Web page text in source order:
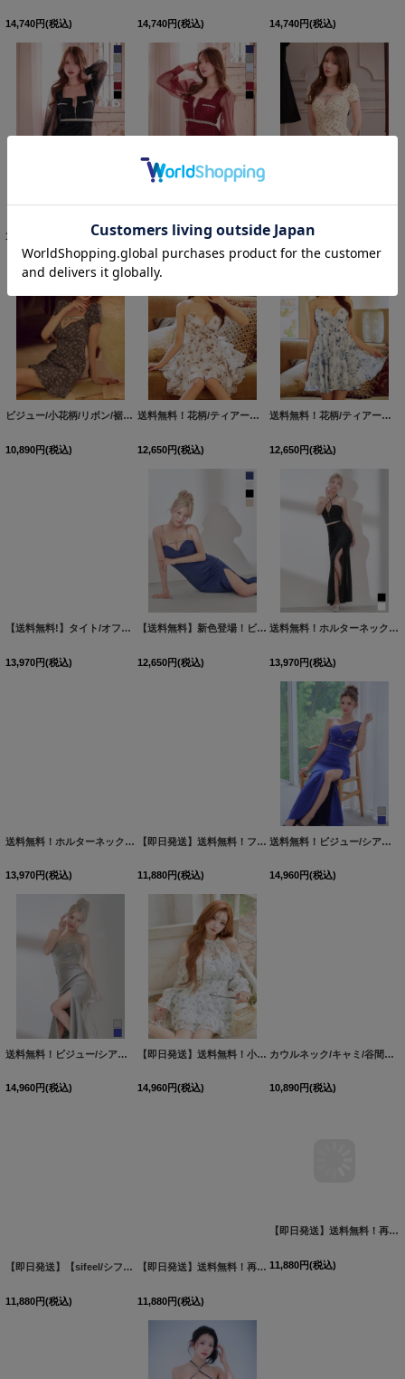
14,740円(税込) 14,740円(税込) 14,740円(税込)
【即日発送】新色登場!【送料無料】スクエアネック/フロントジップ/チュール袖/シアー/刺繍/レース/タイト/スリット/ミニドレス/キャバドレス【XS-XLサイズ/6カラー】[OF03-X]【YN】dzj
14,190
【即日発送】新色登場!【送料無料】スクエアネック/フロントジップ/チュール袖/シアー/刺繍/レース/タイト/スリット/ミニドレス/キャバドレス【XS-XLサイズ/6カラー】[OF03-X]【YN】dzj
14,190円(税込)
ビジュー/小花柄/リボン/裾フリル/パフスリーブ/マーメイド/谷間見せ/ミニドレス/キャバドレス【XS-Lサイズ/2カラー】[OF03]【YN】dzwoBF
10,890円(税込)
ビジュー/小花柄/リボン/裾フリル/パフスリーブ/マーメイド/谷間見せ/ミニドレス/キャバドレス【XS-Lサイズ/2カラー】[OF03]【YN】dzwoBF
10,890円(税込)
送料無料！花柄/ティアード/フリル/キャミソール/シフォン/ミニドレス/キャバドレス【XS-Mサイズ/2カラー】[OF01]【SB】dzjvBF【予約商品/8月下旬発送予定】
12,650円(税込)
送料無料！花柄/ティアード/フリル/キャミソール/シフォン/ミニドレス/キャバドレス【XS-Mサイズ/2カラー】[OF01]【SB】dzjvBF【予約商品/8月下旬発送予定】
12,650円(税込)
【送料無料!】タイト/オフショル/花柄/刺繍/レース/キャミ/パール/チュール袖/谷間見せ/スリット/ミニドレス/キャバドレス【XS-XLサイズ/2カラー】[OF03] 【YN】
13,970円(税込)
【送料無料】新色登場！ビジュー/キャミソール/ラメ生地/サイドスリット/ロングドレス/キャバドレス【XS-Lサイズ/4カラー】[OF03] 【YN】dzj【一部予約商品/9月上旬発送予定】
12,650円(税込)
送料無料！ホルターネック/ラメ生地/クリンクル素材/フロントジップ/セットアップ/サイドスリット/ロングドレス/キャバドレス【XS-Mサイズ/2カラー】[OF03]【YN】dzcv
13,970円(税込)
送料無料！ホルターネック/ラメ生地/クリンクル素材/フロントジップ/セットアップ/サイドスリット/ロングドレス/キャバドレス【XS-Mサイズ/2カラー】[OF03]【YN】dzcv
13,970円(税込)
【即日発送】送料無料！フロントジップ/ノースリーブ/フラワースパンコール/ビジュー/ツイード/プリーツ/Aライン/ミニドレス/キャバドレス【XS-XLサイズ/4カラー】[OF01] 【SB】dzwvBF
11,880円(税込)
送料無料！ビジュー/シアー/ワンショル/無地/ストレッチ/タイト/スリット/ロングドレス/キャバドレス【S-Lサイズ/2カラー】[OF03]【YN】dzwvCA
14,960円(税込)
送料無料！ビジュー/シアー/ワンショル/無地/ストレッチ/タイト/スリット/ロングドレス/キャバドレス【S-Lサイズ/2カラー】[OF03]【YN】dzwvCA
14,960円(税込)
【即日発送】送料無料！小花柄/アメスリ/オープンショルダー/シアー/シフォン生地/ロングスリーブ/ティアード/フレアスカート/ミニドレス/キャバドレス【XS-Mサイズ/1カラー】[OF03]【YN】dzwsIA
14,960円(税込)
カウルネック/キャミ/谷間見せ/ギャザー/シャーリング/タイト/ビジュー/ミニドレス/キャバドレス【XS-Lサイズ/1カラー】[OF03-U] dzj
10,890円(税込)
【即日発送】【sifeel/シフィール】ベアトップ/ビジュー/キャミソール/クロス紐/チュール/フレアー/ワンピースドレス/キャバドレス【S-Mサイズ/2カラー】[OF01]【SB】dzmuLD
11,880円(税込)
【即日発送】送料無料！再入荷!グリッターラメキャミロングドレス/キャミ/チェーン/スリット/谷間見せ/ロングドレス/ キャバドレス【XS-XLサイズ/4カラー】[OF01] 【SB】dzj
11,880円(税込)